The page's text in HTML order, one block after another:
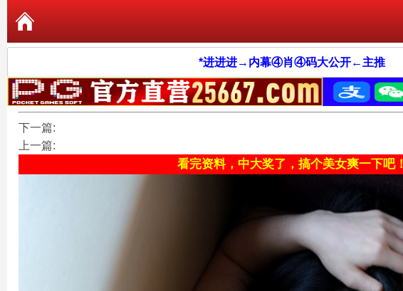
*进进进→内幕④肖④码大公开←主推
下一篇:
上一篇:
看完资料，中大奖了，搞个美女爽一下吧！